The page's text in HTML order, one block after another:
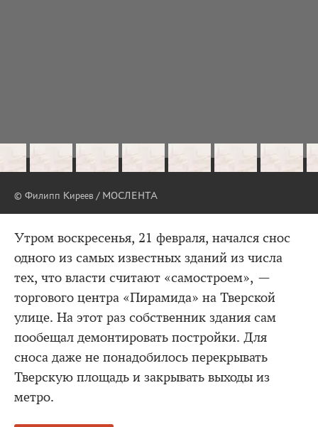
© Филипп Киреев / МОСЛЕНТА
Утром воскресенья, 21 февраля, начался снос
одного из самых известных зданий из числа
тех, что власти считают «самостроем», —
торгового центра «Пирамида» на Тверской
улице. На этот раз собственник здания сам
пообещал демонтировать постройки. Для
сноса даже не понадобилось перекрывать
Тверскую площадь и закрывать выходы из
метро.